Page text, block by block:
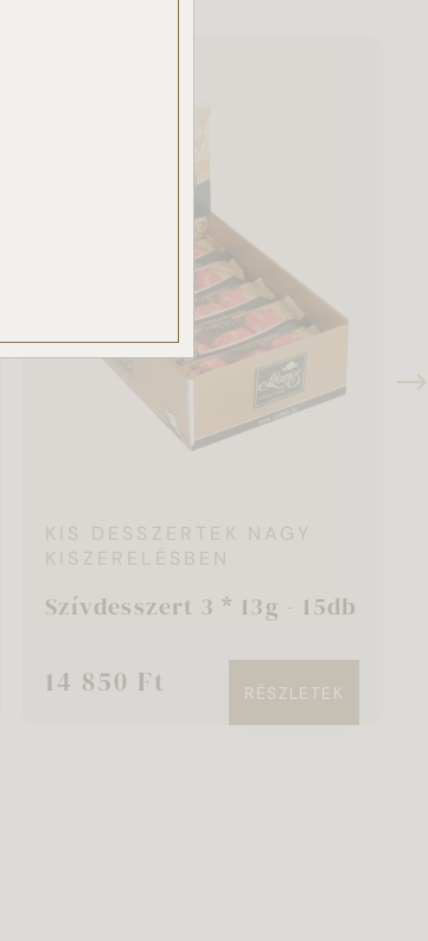
KIS DESSZERTEK NAGY
KISZERELÉSBEN
Szívdesszert 3 * 13g - 15db
14 850 Ft RÉSZLETEK